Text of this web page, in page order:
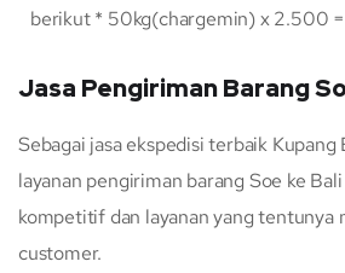
berikut * 50kg(chargemin) x 2.500
Jasa Pengiriman Barang
Sebagai jasa ekspedisi terbaik Kupang
layanan pengiriman barang Soe ke
kompetitif dan layanan yang tentunya
customer.